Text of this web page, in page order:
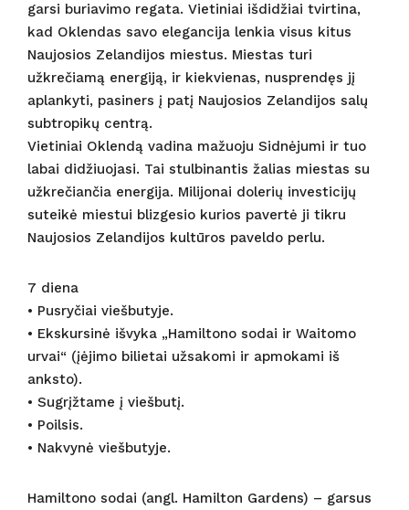
garsi buriavimo regata. Vietiniai išdidžiai tvirtina,
kad Oklendas savo elegancija lenkia visus kitus
Naujosios Zelandijos miestus. Miestas turi
užkrečiamą energiją, ir kiekvienas, nusprendęs jį
aplankyti, pasiners į patį Naujosios Zelandijos salų
subtropikų centrą.
Vietiniai Oklendą vadina mažuoju Sidnėjumi ir tuo
labai didžiuojasi. Tai stulbinantis žalias miestas su
užkrečiančia energija. Milijonai dolerių investicijų
suteikė miestui blizgesio kurios pavertė ji tikru
Naujosios Zelandijos kultūros paveldo perlu.
7 diena
• Pusryčiai viešbutyje.
• Ekskursinė išvyka „Hamiltono sodai ir Waitomo
urvai“ (įėjimo bilietai užsakomi ir apmokami iš
anksto).
• Sugrįžtame į viešbutį.
• Poilsis.
• Nakvynė viešbutyje.
Hamiltono sodai (angl. Hamilton Gardens) – garsus